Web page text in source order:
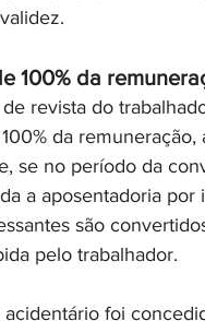
100% da
revista do
da
se no período da
a aposentadoria
são
pelo trabalhador.
foi